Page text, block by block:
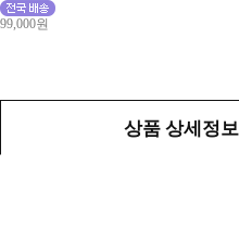
99,000원
상품 상세정보